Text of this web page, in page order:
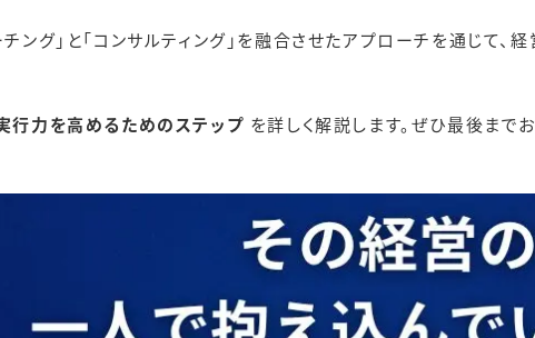
ング」と「コンサルティング」を融合させたアプローチを通じて
行力を高めるためのステップ を詳しく解説します。ぜひ最後まで